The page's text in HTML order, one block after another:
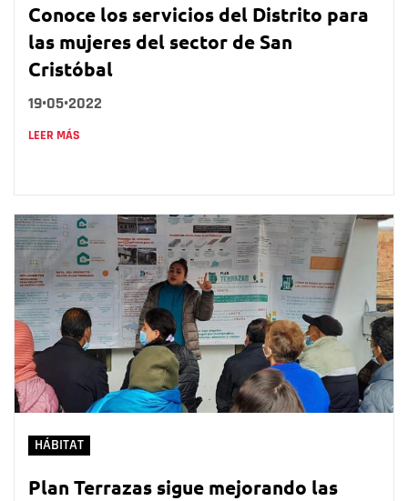
Conoce los servicios del Distrito para
las mujeres del sector de San
Cristóbal
19•05•2022
LEER MÁS
HÁBITAT
Plan Terrazas sigue mejorando las